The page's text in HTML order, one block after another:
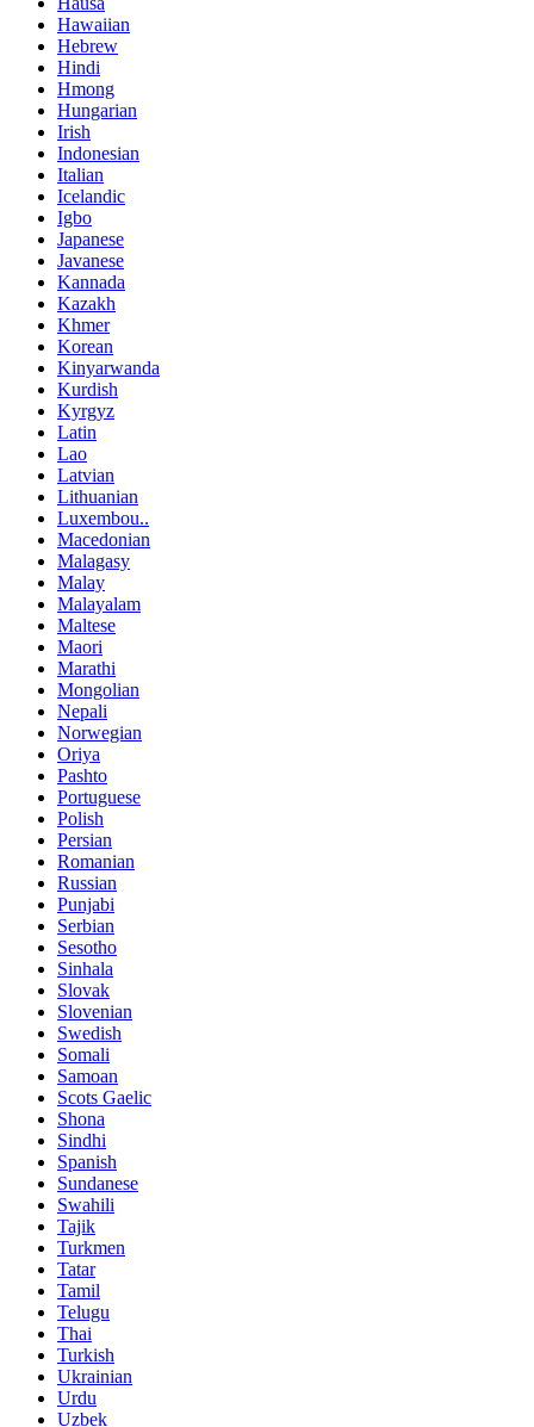
Hawaiian
Hebrew
Hindi
Hmong
Hungarian
Irish
Indonesian
Italian
Icelandic
Igbo
Japanese
Javanese
Kannada
Kazakh
Khmer
Korean
Kinyarwanda
Kurdish
Kyrgyz
Latin
Lao
Latvian
Lithuanian
Luxembou..
Macedonian
Malagasy
Malay
Malayalam
Maltese
Maori
Marathi
Mongolian
Nepali
Norwegian
Oriya
Pashto
Portuguese
Polish
Persian
Romanian
Russian
Punjabi
Serbian
Sesotho
Sinhala
Slovak
Slovenian
Swedish
Somali
Samoan
Scots Gaelic
Shona
Sindhi
Spanish
Sundanese
Swahili
Tajik
Turkmen
Tatar
Tamil
Telugu
Thai
Turkish
Ukrainian
Urdu
Uzbek